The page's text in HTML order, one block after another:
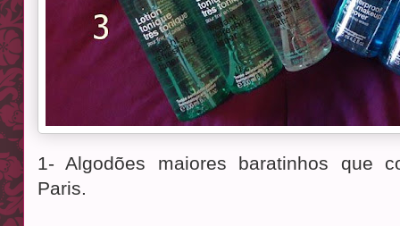
1- Algodões maiores baratinhos que
Paris.